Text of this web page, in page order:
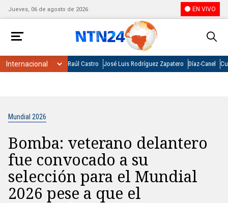
Jueves, 06 de agosto de 2026 EN VIVO
Raúl Castro José Luis Rodríguez Zapatero Díaz-Canel
Mundial 2026
Bomba: veterano delantero
fue convocado a su
selección para el Mundial
2026 pese a que el